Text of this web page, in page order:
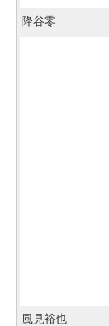
降谷零
風見裕也